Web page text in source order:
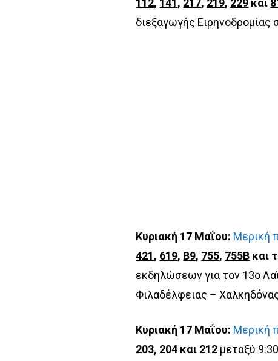
διεξαγωγής
Κυριακή 17 Μαΐου: Μερική
421, 619, Β9, 755, 755Β και
εκδηλώσεων για τον 13ο
Φιλαδέλφειας –
Κυριακή 17 Μαΐου: Μερική
203, 204 και 212 μεταξύ